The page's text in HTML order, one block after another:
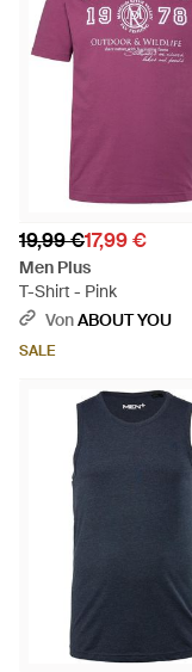
19,99 €17,99 €
Men Plus
T-Shirt - Pink
VonABOUT YOU
SALE